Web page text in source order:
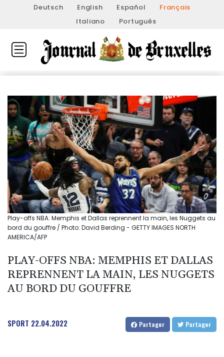
Deutsch English Español
Français
Italiano
Português
Play-offs NBA: Memphis et Dallas reprennent la main, les Nuggets au
bord du gouffre / Photo: David Berding - GETTY IMAGES NORTH
AMERICA/AFP
PLAY-OFFS NBA: MEMPHIS ET DALLAS
REPRENNENT LA MAIN, LES NUGGETS
AU BORD DU GOUFFRE
SPORT 22.04.2022 Partager Partager